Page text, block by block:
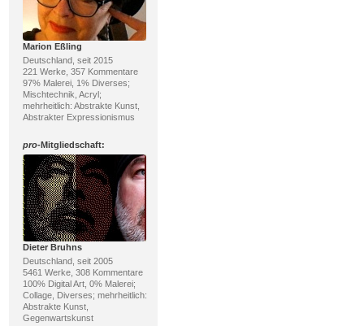
Marion Eßling
Deutschland, seit 2015
221 Werke, 357 Kommentare
97% Malerei, 1% Diverses;
Mischtechnik, Acryl;
mehrheitlich: Abstrakte Kunst,
Abstrakter Expressionismus
pro-Mitgliedschaft:
Dieter Bruhns
Deutschland, seit 2005
5461 Werke, 308 Kommentare
100% Digital Art, 0% Malerei;
Collage, Diverses; mehrheitlich:
Abstrakte Kunst,
Gegenwartskunst